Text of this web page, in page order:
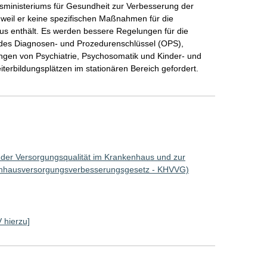
für Gesundheit zur Verbesserung der
er keine spezifischen Maßnahmen für die
enthält. Es werden bessere Regelungen für die
Diagnosen- und Prozedurenschlüssel (OPS),
von Psychiatrie, Psychosomatik und Kinder- und
im stationären Bereich gefordert.
Versorgungsqualität im Krankenhaus und zur
- KHVVG)
hierzu]